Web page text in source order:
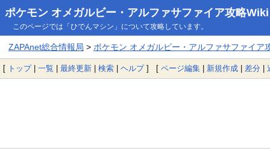
ポケモン オメガルビー・アルファサファイア攻略Wiki
このページでは「ひでんマシン」について攻略しています。
ZAPAnet総合情報局 > ポケモン オメガルビー・アルファサファイア
[ トップ| 一覧 | 最終更新 | 検索 | ヘルプ] [ ページ編集 | 新規作成 | 差分 |